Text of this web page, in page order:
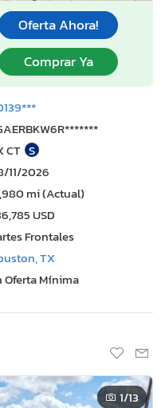
Oferta Ahora!
Comprar Ya
CT S
11/2026
mi (Actual)
USD
Frontales
TX
Oferta Mínima
1/13